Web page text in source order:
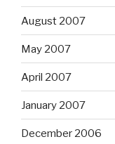
August 2007
May 2007
April 2007
January 2007
December 2006